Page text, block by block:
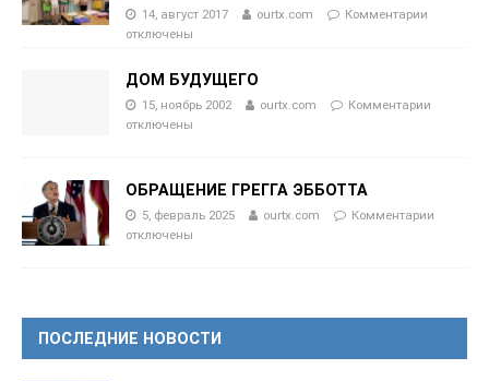
14, август 2017 ourtx.com
Комментарии
отключены
ДОМ БУДУЩЕГО
15, ноябрь 2002 ourtx.com
Комментарии
отключены
ОБРАЩЕНИЕ ГРЕГГА ЭББОТТА
5, февраль 2025 ourtx.com
Комментарии
отключены
ПОСЛЕДНИЕ НОВОСТИ